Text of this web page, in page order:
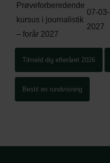
Prøveforberedende
kursus i journalistik
– forår 2027
07-03-
2027
Tilmeld dig efteråret 2026
Bestil en rundvisning